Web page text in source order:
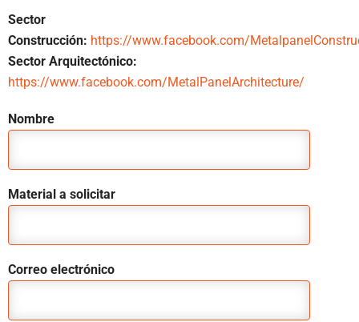
Sector
Construcción: https://www.facebook.com/
Sector Arquitectónico:
https://www.facebook.com/MetalPanelArchitecture/
Nombre
Material a solicitar
Correo electrónico